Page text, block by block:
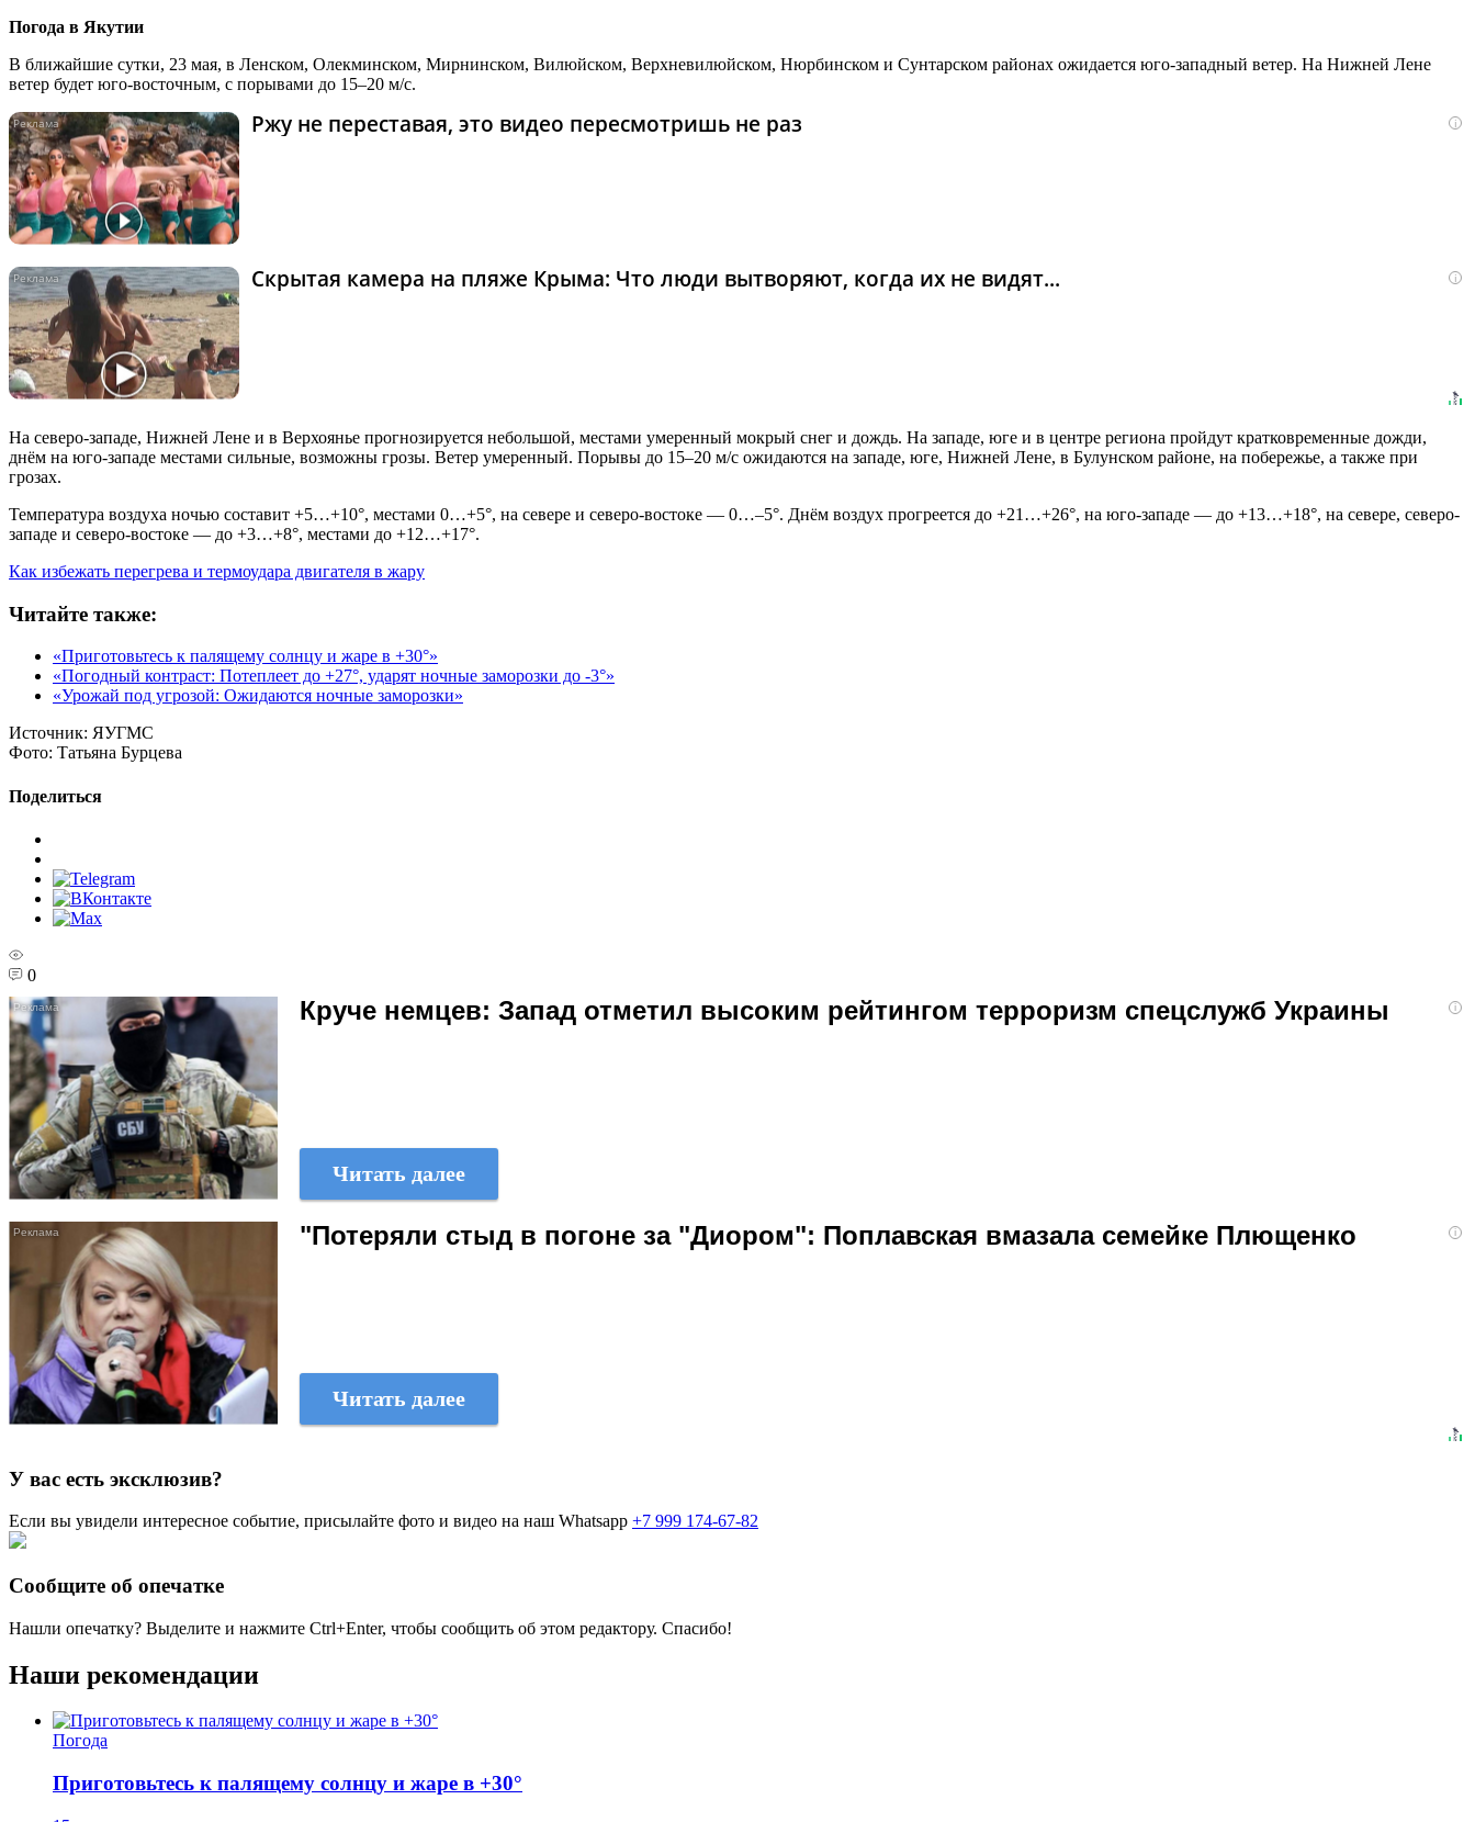
Погода в Якутии
В ближайшие сутки, 23 мая, в Ленском, Олекминском, Мирнинском, Вилюйском, Верхневилюйском, Нюрбинском и Сунтарском районах ожидается юго-западный ветер. На Нижней Лене
ветер будет юго-восточным, с порывами до 15–20 м/с.
i
Ржу не переставая, это видео пересмотришь не раз
i
Скрытая камера на пляже Крыма: Что люди вытворяют, когда их не видят...
На северо-западе, Нижней Лене и в Верхоянье прогнозируется небольшой, местами умеренный мокрый снег и дождь. На западе, юге и в центре региона пройдут кратковременные дожди,
днём на юго-западе местами сильные, возможны грозы. Ветер умеренный. Порывы до 15–20 м/с ожидаются на западе, юге, Нижней Лене, в Булунском районе, на побережье, а также при
грозах.
Температура воздуха ночью составит +5…+10°, местами 0…+5°, на севере и северо-востоке — 0…–5°. Днём воздух прогреется до +21…+26°, на юго-западе — до +13…+18°, на севере, северо-
западе и северо-востоке — до +3…+8°, местами до +12…+17°.
Как избежать перегрева и термоудара двигателя в жару
Читайте также:
«Приготовьтесь к палящему солнцу и жаре в +30°»
«Погодный контраст: Потеплеет до +27°, ударят ночные заморозки до -3°»
«Урожай под угрозой: Ожидаются ночные заморозки»
Источник: ЯУГМС
Фото: Татьяна Бурцева
Поделиться
0
i
Круче немцев: Запад отметил высоким рейтингом терроризм спецслужб Украины
Читать далее
i
"Потеряли стыд в погоне за "Диором": Поплавская вмазала семейке Плющенко
Читать далее
У вас есть эксклюзив?
Если вы увидели интересное событие, присылайте фото и видео на наш Whatsapp +7 999 174-67-82
Сообщите об опечатке
Нашли опечатку? Выделите и нажмите Ctrl+Enter, чтобы сообщить об этом редактору. Спасибо!
Наши рекомендации
Погода
Приготовьтесь к палящему солнцу и жаре в +30°